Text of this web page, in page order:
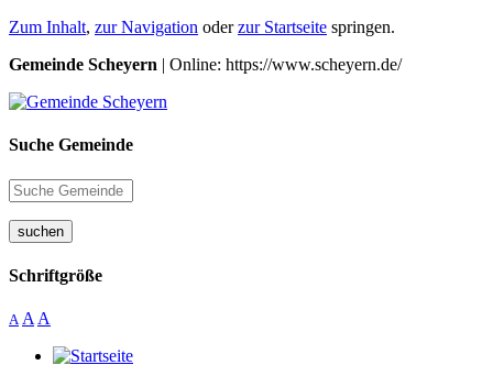
Zum Inhalt, zur Navigation oderzur Startseite springen.
Gemeinde Scheyern | Online: https://www.scheyern.de/
Suche Gemeinde
suchen
Schriftgröße
A A A